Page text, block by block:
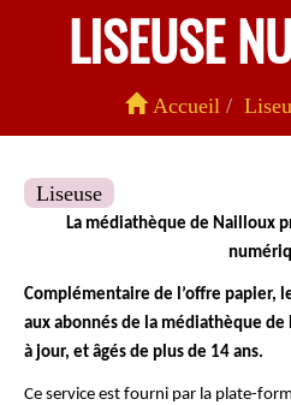
LISEUSE
Accueil
Liseuse
La médiathèque de Nailloux
Complémentaire de l’offre papier,
aux abonnés de la médiathèque
à jour, et âgés de plus de 14 ans.
Ce service est fourni par la plate-